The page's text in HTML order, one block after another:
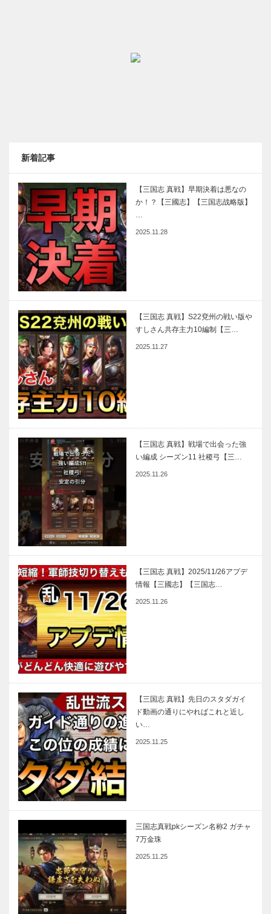
新着記事
【三国志 真戦】早期決着は悪なの
か！？【三國志】【三国志战略版】
…
2025.11.28
【三国志 真戦】S22兗州の戦い版や
すしさん共存主力10編制【三…
2025.11.27
【三国志 真戦】戦場で出会った強
い編成 シーズン11 社稷弓【三…
2025.11.26
【三国志 真戦】2025/11/26アプデ
情報【三國志】【三国志…
2025.11.26
【三国志 真戦】先日のスタダガイ
ド動画の通りにやればこれと近し
い…
2025.11.25
三国志真戦pkシーズン名称2 ガチャ
7万金珠
2025.11.25